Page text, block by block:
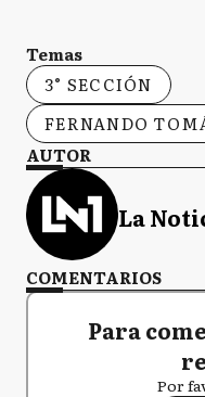
Temas
3° SECCIÓN
FERNANDO
AUTOR
La
COMENTARIOS
Para
Por